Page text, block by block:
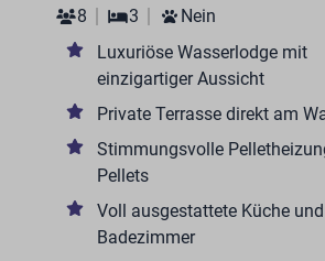
8
3
Nein
Luxuriöse Wasserlodge mit
einzigartiger Aussicht
Private Terrasse direkt am
Stimmungsvolle
Pellets
Voll ausgestattete Küche
Badezimmer